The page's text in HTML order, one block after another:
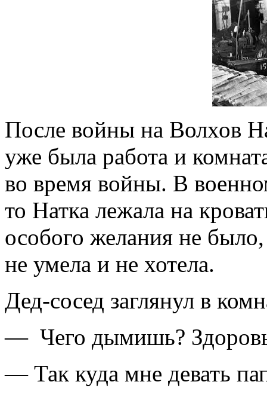
После войны на Волхов
уже была работа и
во время войны. В
то Натка лежала на
особого желания не
не умела и не хотела.
Дед-сосед заглянул в
— Чего дымишь?
— Так куда мне девать